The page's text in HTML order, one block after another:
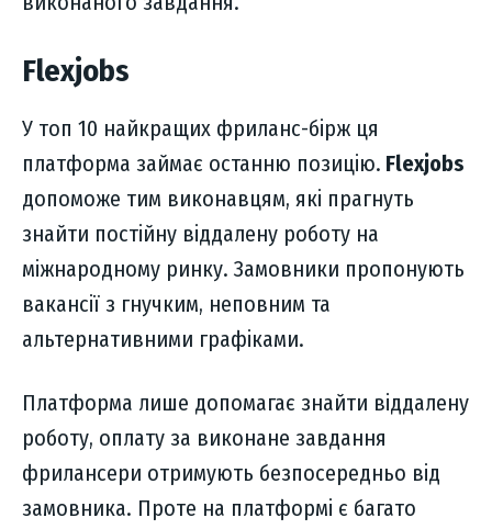
Flexjobs
У топ 10 найкращих фриланс-бірж ця
платформа займає останню позицію. Flexjobs
допоможе тим виконавцям, які прагнуть
знайти постійну віддалену роботу на
міжнародному ринку. Замовники пропонують
вакансії з гнучким, неповним та
альтернативними графіками.
Платформа лише допомагає знайти віддалену
роботу, оплату за виконане завдання
фрилансери отримують безпосередньо від
замовника. Проте на платформі є багато